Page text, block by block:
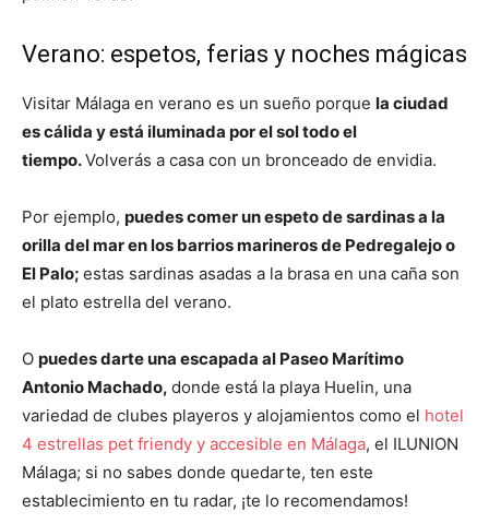
Verano: espetos, ferias y noches mágicas
Visitar Málaga en verano es un sueño porque la ciudad
es cálida y está iluminada por el sol todo el
tiempo.Volverás a casa con un bronceado de envidia.
Por ejemplo, puedes comer un espeto de sardinas a la
orilla del mar en los barrios marineros de Pedregalejo o
El Palo; estas sardinas asadas a la brasa en una caña son
el plato estrella del verano.
O puedes darte una escapada al Paseo Marítimo
Antonio Machado, donde está la playa Huelin, una
variedad de clubes playeros y alojamientos como el hotel
4 estrellas pet friendy y accesible en Málaga, el ILUNION
Málaga; si no sabes donde quedarte, ten este
establecimiento en tu radar, ¡te lo recomendamos!